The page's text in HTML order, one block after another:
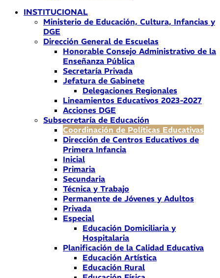
INSTITUCIONAL
Ministerio de Educación, Cultura, Infancias y
DGE
Dirección General de Escuelas
Honorable Consejo Administrativo de la
Enseñanza Pública
Secretaría Privada
Jefatura de Gabinete
Delegaciones Regionales
Lineamientos Educativos 2023-2027
Acciones DGE
Subsecretaría de Educación
Coordinación de Políticas Educativas
Dirección de Centros Educativos de
Primera Infancia
Inicial
Primaria
Secundaria
Técnica y Trabajo
Permanente de Jóvenes y Adultos
Privada
Especial
Educación Domiciliaria y
Hospitalaria
Planificación de la Calidad Educativa
Educación Artística
Educación Rural